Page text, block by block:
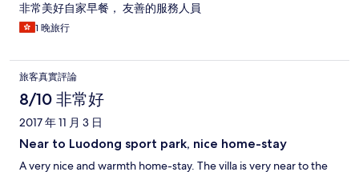
非常美好自家早餐， 友善的服務人員
1 晚旅行
旅客真實評論
8/10 非常好
2017 年 11 月 3 日
Near to Luodong sport park, nice home-stay
A very nice and warmth home-stay. The villa is very near to the